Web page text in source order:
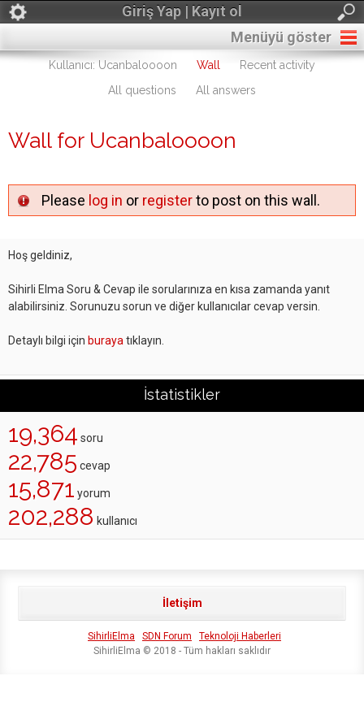
Giriş Yap | Kayıt ol
Menüyü göster
Kullanıcı: Ucanbaloooon Wall
Recent activity
All questions
All answers
Wall for Ucanbaloooon
Please log in or registerto post on this wall.
Hoş geldiniz,
Sihirli Elma Soru & Cevap ile sorularınıza en kısa zamanda yanıt
alabilirsiniz. Sorunuzu sorun ve diğer kullanıcılar cevap versin.
Detaylı bilgi için buraya tıklayın.
İstatistikler
19,364 soru
22,785 cevap
15,871 yorum
202,288 kullanıcı
İletişim
SihirliElma SDN Forum
Teknoloji Haberleri
SihirliElma © 2018 - Tüm hakları saklıdır